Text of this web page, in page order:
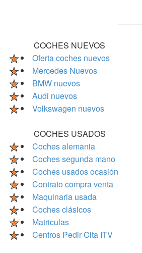
COCHES NUEVOS
Oferta coches nuevos
Mercedes Nuevos
BMW nuevos
Audi nuevos
Volkswagen nuevos
COCHES USADOS
Coches alemania
Coches segunda mano
Coches usados ocasión
Contrato compra venta
Maquinaria usada
Coches clásicos
Matriculas
Centros Pedir Cita ITV